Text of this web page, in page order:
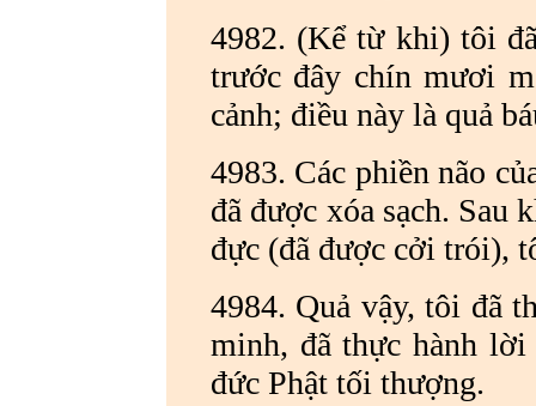
4982. (Kể từ khi) tôi
trước đây chín mươi
cảnh; điều này là quả
4983. Các phiền não
đã được xóa sạch. Sau
đực (đã được cởi trói),
4984. Quả vậy, tôi đã
minh, đã thực hành
đức Phật tối thượng.